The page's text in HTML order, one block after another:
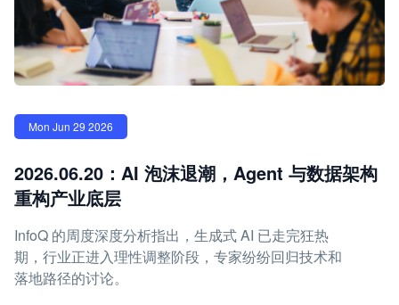
Mon Jun 29 2026
2026.06.20：AI 泡沫退潮，Agent 与数据架构
重构产业底层
InfoQ 的周度深度分析指出，生成式 AI 已走完狂热
期，行业正进入理性调整阶段，专家纷纷回归技术和
落地路径的讨论。